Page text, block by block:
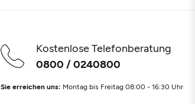
Kostenlose Telefonberatung
0800 / 0240800
Sie erreichen uns: Montag bis Freitag 08:00 - 16:30 Uhr